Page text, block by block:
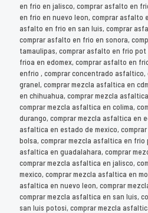
en frio en jalisco, comprar asfalto en
en frio en nuevo leon, comprar asfalto
asfalto en frio en san luis, comprar
comprar asfalto en frio en sonora,
tamaulipas, comprar asfalto en frio
frioa en edomex, comprar asfalto en
enfrio , comprar concentrado
granel, comprar mezcla asfaltica en
en chihuahua, comprar mezcla
comprar mezcla asfaltica en colima,
durango, comprar mezcla asfaltica en
asfaltica en estado de mexico,
bolsa, comprar mezcla asfaltica en frio
asfaltica en guadalahara, comprar
comprar mezcla asfaltica en jalisco,
mexico, comprar mezcla asfaltica en
asfaltica en nuevo leon, comprar
comprar mezcla asfaltica en san luis,
san luis potosi, comprar mezcla